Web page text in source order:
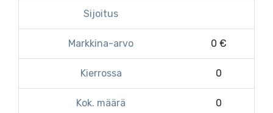
Sijoitus
Markkina-arvo 0 €
Kierrossa 0
Kok. määrä 0